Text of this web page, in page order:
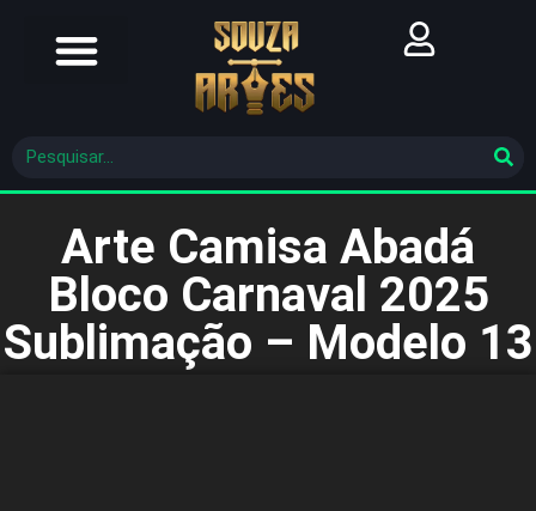
Arte Camisa Abadá
Bloco Carnaval 2025
Sublimação – Modelo 13